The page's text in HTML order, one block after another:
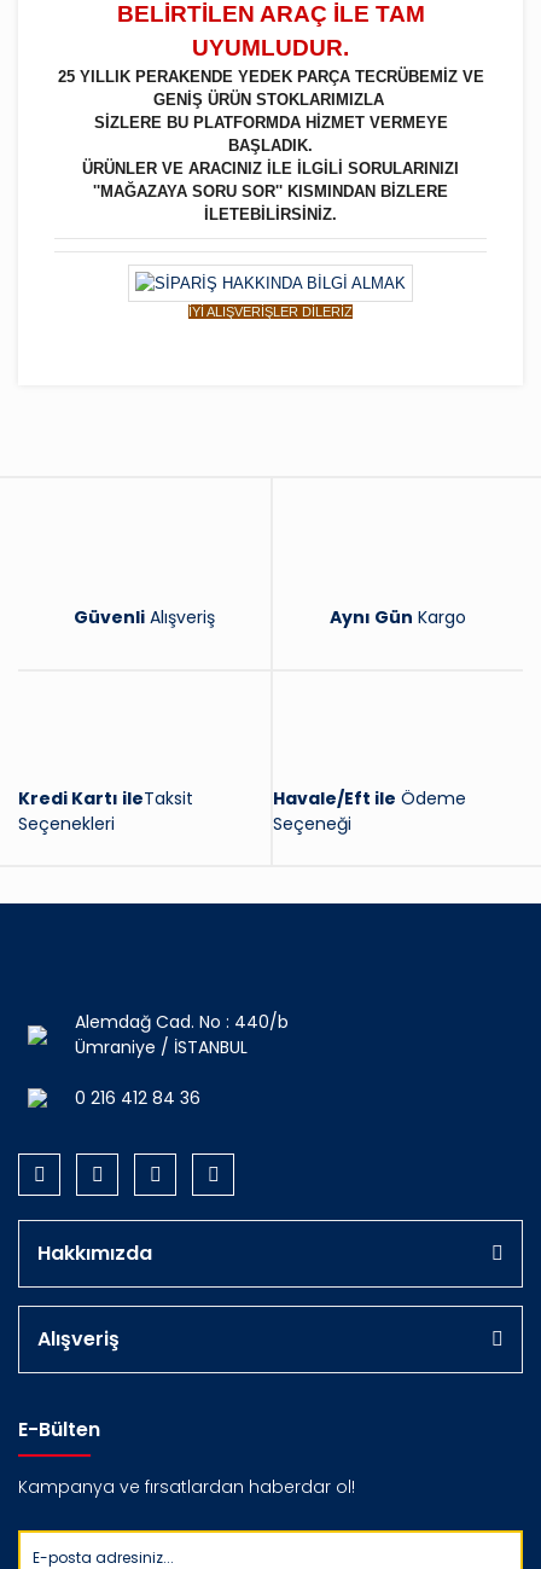
BELİRTİLEN ARAÇ İLE TAM
UYUMLUDUR.
25 YILLIK PERAKENDE YEDEK PARÇA TECRÜBEMİZ VE
GENİŞ ÜRÜN STOKLARIMIZLA
SİZLERE BU PLATFORMDA HİZMET VERMEYE
BAŞLADIK.
ÜRÜNLER VE ARACINIZ İLE İLGİLİ SORULARINIZI
''MAĞAZAYA SORU SOR'' KISMINDAN BİZLERE
İLETEBİLİRSİNİZ.
İYİ ALIŞVERİŞLER DİLERİZ
Güvenli Alışveriş Aynı Gün Kargo
Kredi Kartı ileTaksit
Seçenekleri
Havale/Eft ile Ödeme
Seçeneği
Alemdağ Cad. No : 440/b
Ümraniye / İSTANBUL
0 216 412 84 36
Hakkımızda
Alışveriş
E-Bülten
Kampanya ve fırsatlardan haberdar ol!